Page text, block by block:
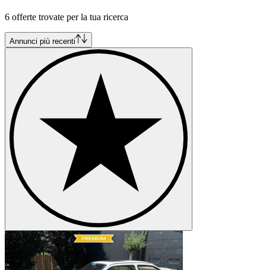
6 offerte trovate per la tua ricerca
Annunci più recenti